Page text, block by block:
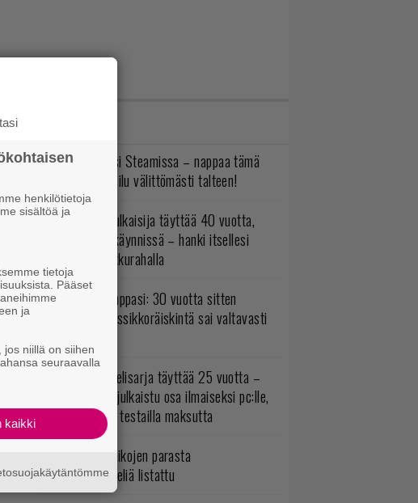
Nyt ilmaiseksi Steamissa – nappaa tämä
avaruusseikkailu välittömästi talteen!
Rakastettu julkaisija täyttää 40 vuotta,
valtavat alet käynnissä – hanki itsellesi
klassikoita pikkurahalla
No johan pomppasi: 30 vuotta sitten
ilmestynyt klassikkoräiskintä sai valtavasti
Rakastettu pelisarja täyttää 25 vuotta –
vuonna 2012 julkaistu osa ilmaiseksi pc:lle,
muita osia voi testailla maksutta
25 kaikkien aikojen parasta
supersankaripeliä listattu
henkilötietoja
sisältöä ja
tietoja
Pääset
ja
niillä on siihen
seuraavalla
kaikki